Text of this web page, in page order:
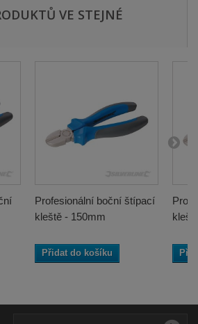
VE STEJNÉ
Profesionální boční štípací
kleště - 150mm
Přidat do košíku